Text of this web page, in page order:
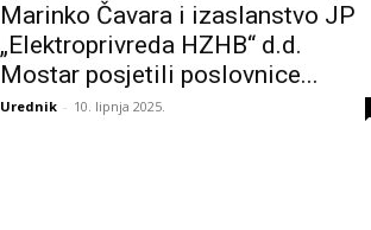
Marinko Čavara i izaslanstvo JP
„Elektroprivreda HZHB“ d.d.
Mostar posjetili poslovnice...
Urednik - 10. lipnja 2025.